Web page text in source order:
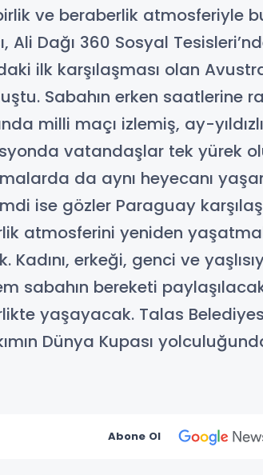
ve beraberlik atmosferiyle
Dağı 360 Sosyal
ilk karşılaşması olan
Sabahın erken saatlerine
milli maçı izlemiş, ay-
vatandaşlar tek yürek
da aynı heyecanı
ise gözler Paraguay
atmosferini yeniden
erkeği, genci ve
sabahın bereketi
yaşayacak. Talas
Dünya Kupası
Abone Ol